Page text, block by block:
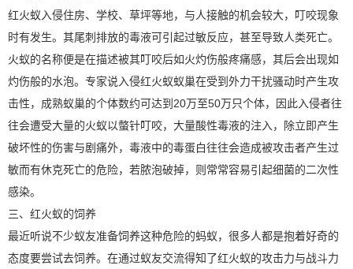
红火蚁入侵住房、学校、草坪等地，与人接触的机会较大，叮咬现象
时有发生。其尾刺排放的毒液可引起过敏反应，甚至导致人类死亡。
火蚁的名称便是在描述被其叮咬后如火灼伤般疼痛感，其后会出现如
灼伤般的水泡。专家说入侵红火蚁蚁巢在受到外力干扰骚动时产生攻
击性，成熟蚁巢的个体数约可达到20万至50万只个体，因此入侵者往
往会遭受大量的火蚁以螫针叮咬，大量酸性毒液的注入，除立即产生
破坏性的伤害与剧痛外，毒液中的毒蛋白往往会造成被攻击者产生过
敏而有休克死亡的危险，若脓泡破掉，则常常容易引起细菌的二次性
感染。
三、红火蚁的饲养
最近听说不少蚁友准备饲养这种危险的蚂蚁，很多人都是抱着好奇的
态度要尝试去饲养。在通过蚁友交流得知了红火蚁的攻击力与战斗力